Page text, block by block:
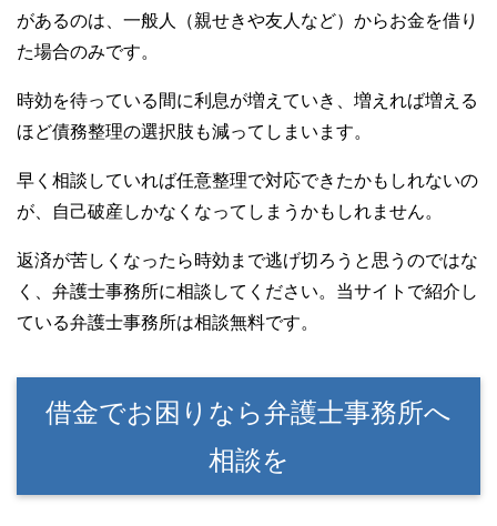
があるのは、一般人（親せきや友人など）からお金を借り
た場合のみです。
時効を待っている間に利息が増えていき、増えれば増える
ほど債務整理の選択肢も減ってしまいます。
早く相談していれば任意整理で対応できたかもしれないの
が、自己破産しかなくなってしまうかもしれません。
返済が苦しくなったら時効まで逃げ切ろうと思うのではな
く、弁護士事務所に相談してください。当サイトで紹介し
ている弁護士事務所は相談無料です。
借金でお困りなら弁護士事務所へ
相談を